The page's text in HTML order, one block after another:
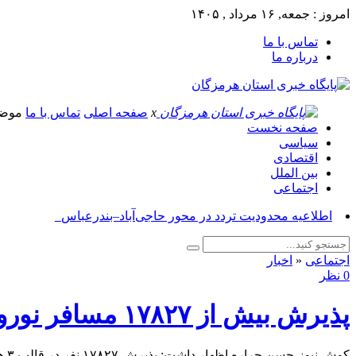
امروز : جمعه, ۱۶ مرداد , ۱۴۰۵
تماس با ما
درباره ما
x صفحه اصلی تماس با ما
صفحه نخست
سیاسی
اقتصادی
بین الملل
اجتماعی
_
اجتماعی « اخبار
0 نظر
پذیرش بیش از ۱۷۸۲۷ مسافر نوروزی در ستادهای اسکان فرهنگیان هرمزگان